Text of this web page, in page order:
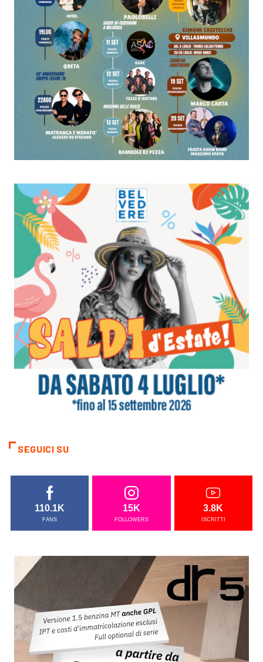
SEGUICI SU
110.1K
FANS
15K
FOLLOWERS
3.8K
ISCRITTI